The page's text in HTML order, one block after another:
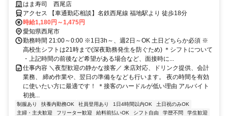
で働きませんか？
はま寿司 西尾店
アクセス 【車通勤応相談】名鉄西尾線 福地駅より 徒歩18分
時給1,180円～1,475円
愛知県西尾市
勤務時間 21:00～0:00 ※1日3h～、週2日～OK 土日どちらか必須 ※
高校生シフトは21時まで(深夜勤務発生を防ぐため) ＊シフトについて
・上記時間の前後など希望がある場合など、面接時に...
仕事内容 ＼夜型歓迎の静かな接客／ 来店対応、ドリンク提供、会計
業務、 締め作業や、翌日の準備をなども行います。 夜の時間を有効
に使いたい方に最適です！ ＊接客のハードルが低い理由 アルバイト
初挑...
制服あり 扶養内勤務OK 社員登用あり 1日4時間以内OK
土日祝のみOK
主婦・主夫歓迎
フリーター歓迎 給料前払いOK シフト自由 学歴不問
学生歓迎